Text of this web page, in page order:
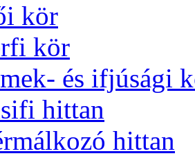
kör
kör
és ifjúsági
hittan
hittan